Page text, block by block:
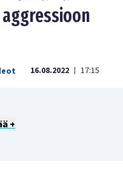
16.08.2022 | 17:15
+